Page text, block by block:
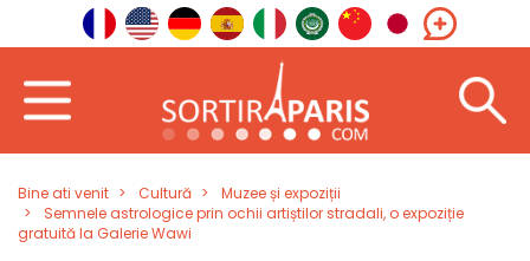
Bine ati venit Cultură
Muzee și expoziții
Semnele astrologice prin ochii artiștilor stradali, o expoziție
gratuită la Galerie Wawi